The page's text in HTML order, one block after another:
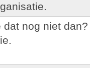
nog niet